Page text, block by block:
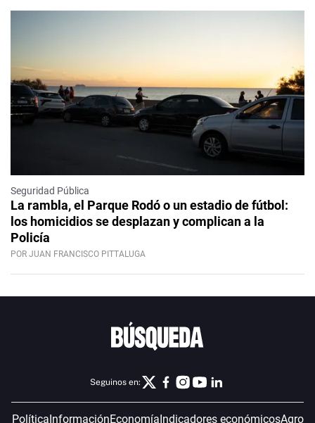
Seguridad Pública
La rambla, el Parque Rodó o un estadio de fútbol:
los homicidios se desplazan y complican a la
Policía
POR JUAN FRANCISCO PITTALUGA
Seguinos en:
Política InformaciónEconomía Indicadores económicosAgro